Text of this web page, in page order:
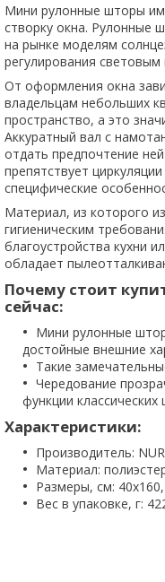
Мини рулонные шторы
створку окна. Рулонные
на рынке моделям
регулирования
От оформления окна
владельцам небольших
пространство, а это
Аккуратный вал с
отдать предпочтение
препятствует
специфические
Материал, из которого
гигиеническим
благоустройства кухни
обладает
Почему стоит
сейчас:
Мини рулонные
достойные внешние
Такие
Чередование
функции
Характеристики:
Производитель:
Материал:
Размеры, см:
Вес в упаковке, г: